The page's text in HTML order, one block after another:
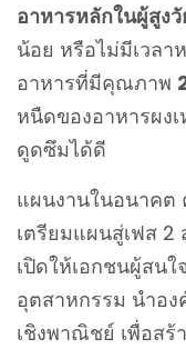
อาหารหลักในผู้สูง
น้อย หรือไม่มีเวลา
อาหารที่มีคุณภาพ
หนืดของอาหารผง
ดูดซึมได้ดี
แผนงานในอนาคต
เตรียมแผนสู่เฟส
เปิดให้เอกชนผู้สน
อุตสาหกรรม นำอ
เชิงพาณิชย์ เพื่อสร้